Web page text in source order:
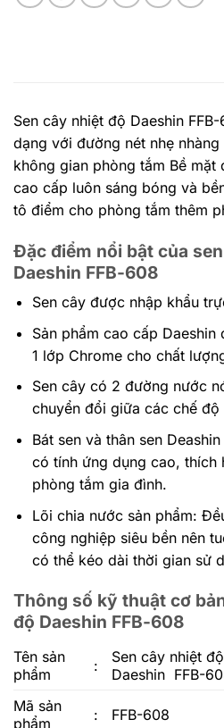
Sen cây nhiệt độ Daeshin
dạng với đường nét nhẹ
không gian phòng tắm Bề
cao cấp luôn sáng bóng và
tô điểm cho phòng tắm thêm
Đặc điểm nổi bật của
Daeshin FFB-608
Sen cây được nhập khẩu
Sản phẩm cao cấp
1 lớp Chrome cho chất
Sen cây có 2 đường nước
chuyển đổi giữa các chế độ
Bát sen và thân sen
có tính ứng dụng cao,
phòng tắm gia đình.
Lõi chia nước sản phẩm:
công nghiệp siêu bền nên
có thể kéo dài thời gian sử
Thông số kỹ thuật cơ
độ Daeshin FFB-608
Tên sản
phẩm
:
Sen cây nhiệt độ
Daeshin FFB-
Mã sản
phẩm
: FFB-608